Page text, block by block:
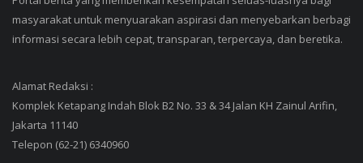
masyarakat untuk menyuarakan aspirasi dan menyebarkan berbagi
informasi secara lebih cepat, transparan, terpercaya, dan beretika.
Alamat Redaksi :
Komplek Ketapang Indah Blok B2 No. 33 & 34 Jalan KH Zainul Arifin,
Jakarta 11140
Telepon (62-21) 6340960